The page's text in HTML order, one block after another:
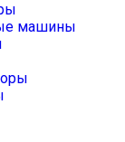
машины